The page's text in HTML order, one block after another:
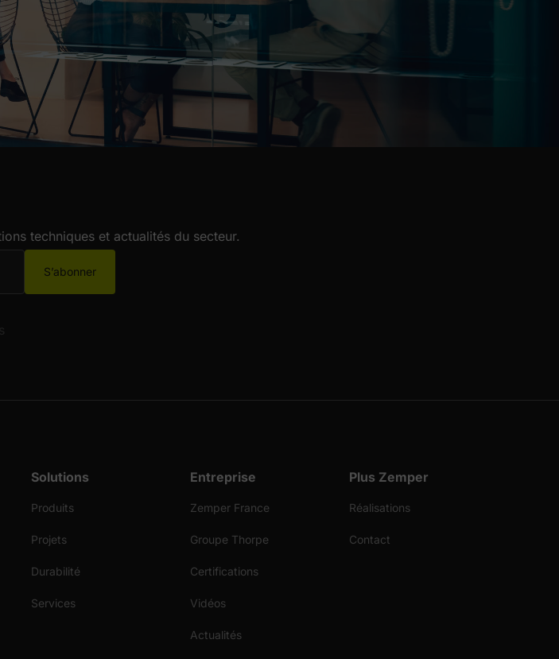
techniques et actualités du secteur.
S’abonner
Solutions
Produits
Projets
Durabilité
Services
Entreprise
Zemper France
Groupe Thorpe
Certifications
Vidéos
Actualités
Plus Zemper
Réalisations
Contact